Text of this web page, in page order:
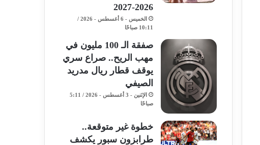
2026-2027
الخميس - 6 أغسطس - 2026 /
10:11 صباحًا
صفقة الـ 100 مليون في
مهب الريح.. صراع سري
يوقف قطار ريال مدريد
الصيفي
الإثنين - 3 أغسطس - 2026 / 5:11
صباحًا
خطوة غير متوقعة..
طرابزون سبور يكشف